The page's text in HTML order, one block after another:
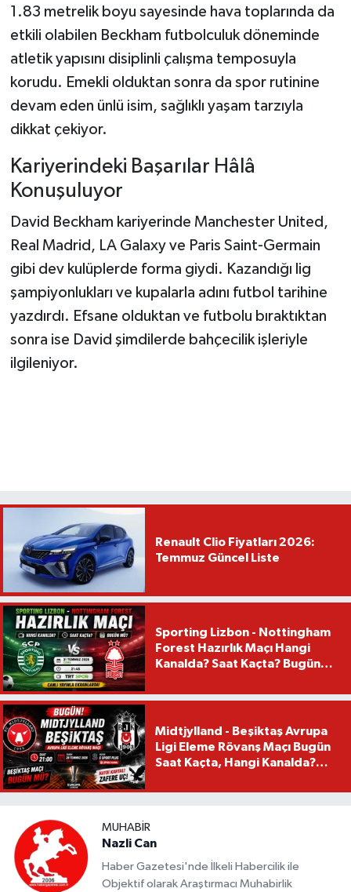
1.83 metrelik boyu sayesinde hava toplarında da
etkili olabilen Beckham futbolculuk döneminde
atletik yapısını disiplinli çalışma temposuyla
korudu. Emekli olduktan sonra da spor rutinine
devam eden ünlü isim, sağlıklı yaşam tarzıyla
dikkat çekiyor.
Kariyerindeki Başarılar Hâlâ
Konuşuluyor
David Beckham kariyerinde Manchester United,
Real Madrid, LA Galaxy ve Paris Saint-Germain
gibi dev kulüplerde forma giydi. Kazandığı lig
şampiyonlukları ve kupalarla adını futbol tarihine
yazdırdı. Efsane olduktan ve futbolu bıraktıktan
sonra ise David şimdilerde bahçecilik işleriyle
ilgileniyor.
Renault Clio Fiyatları 2026:
Temmuz Güncel Liste
Sporting Lizbon - Nottingham
Forest Hazırlık Maçı Hangi
Kanalda? Saat Kaçta? Bugün
Midtjylland - Beşiktaş Avrupa
Ligi Eleme Rövanş Maçı Bugün
Saat Kaçta, Hangi Kanalda?
MUHABIR
Nazli Can
Haber Gazetesi'nde İlkeli Habercilik ile
Objektif olarak Araştırmacı Muhabirlik